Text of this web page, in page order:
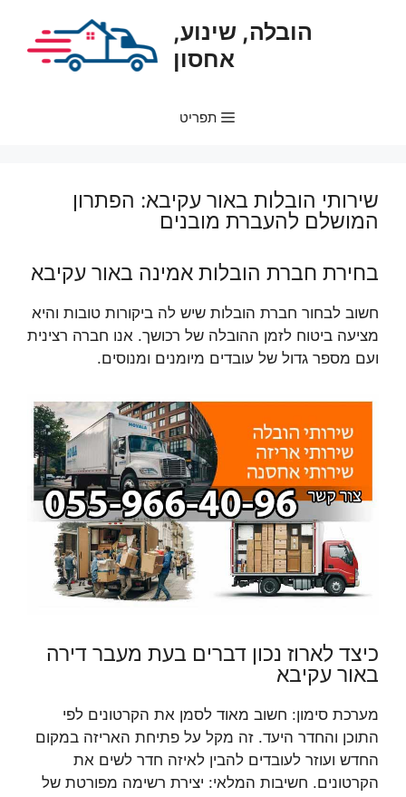
הובלה, שינוע,
אחסון
תפריט
שירותי הובלות באור עקיבא: הפתרון
המושלם להעברת מובנים
בחירת חברת הובלות אמינה באור עקיבא
חשוב לבחור חברת הובלות שיש לה ביקורות טובות והיא
מציעה ביטוח לזמן ההובלה של רכושך. אנו חברה רצינית
ועם מספר גדול של עובדים מיומנים ומנוסים.
כיצד לארוז נכון דברים בעת מעבר דירה
באור עקיבא
מערכת סימון: חשוב מאוד לסמן את הקרטונים לפי
התוכן והחדר היעד. זה מקל על פתיחת האריזה במקום
החדש ועוזר לעובדים להבין לאיזה חדר לשים את
הקרטונים. חשיבות המלאי: יצירת רשימה מפורטת של